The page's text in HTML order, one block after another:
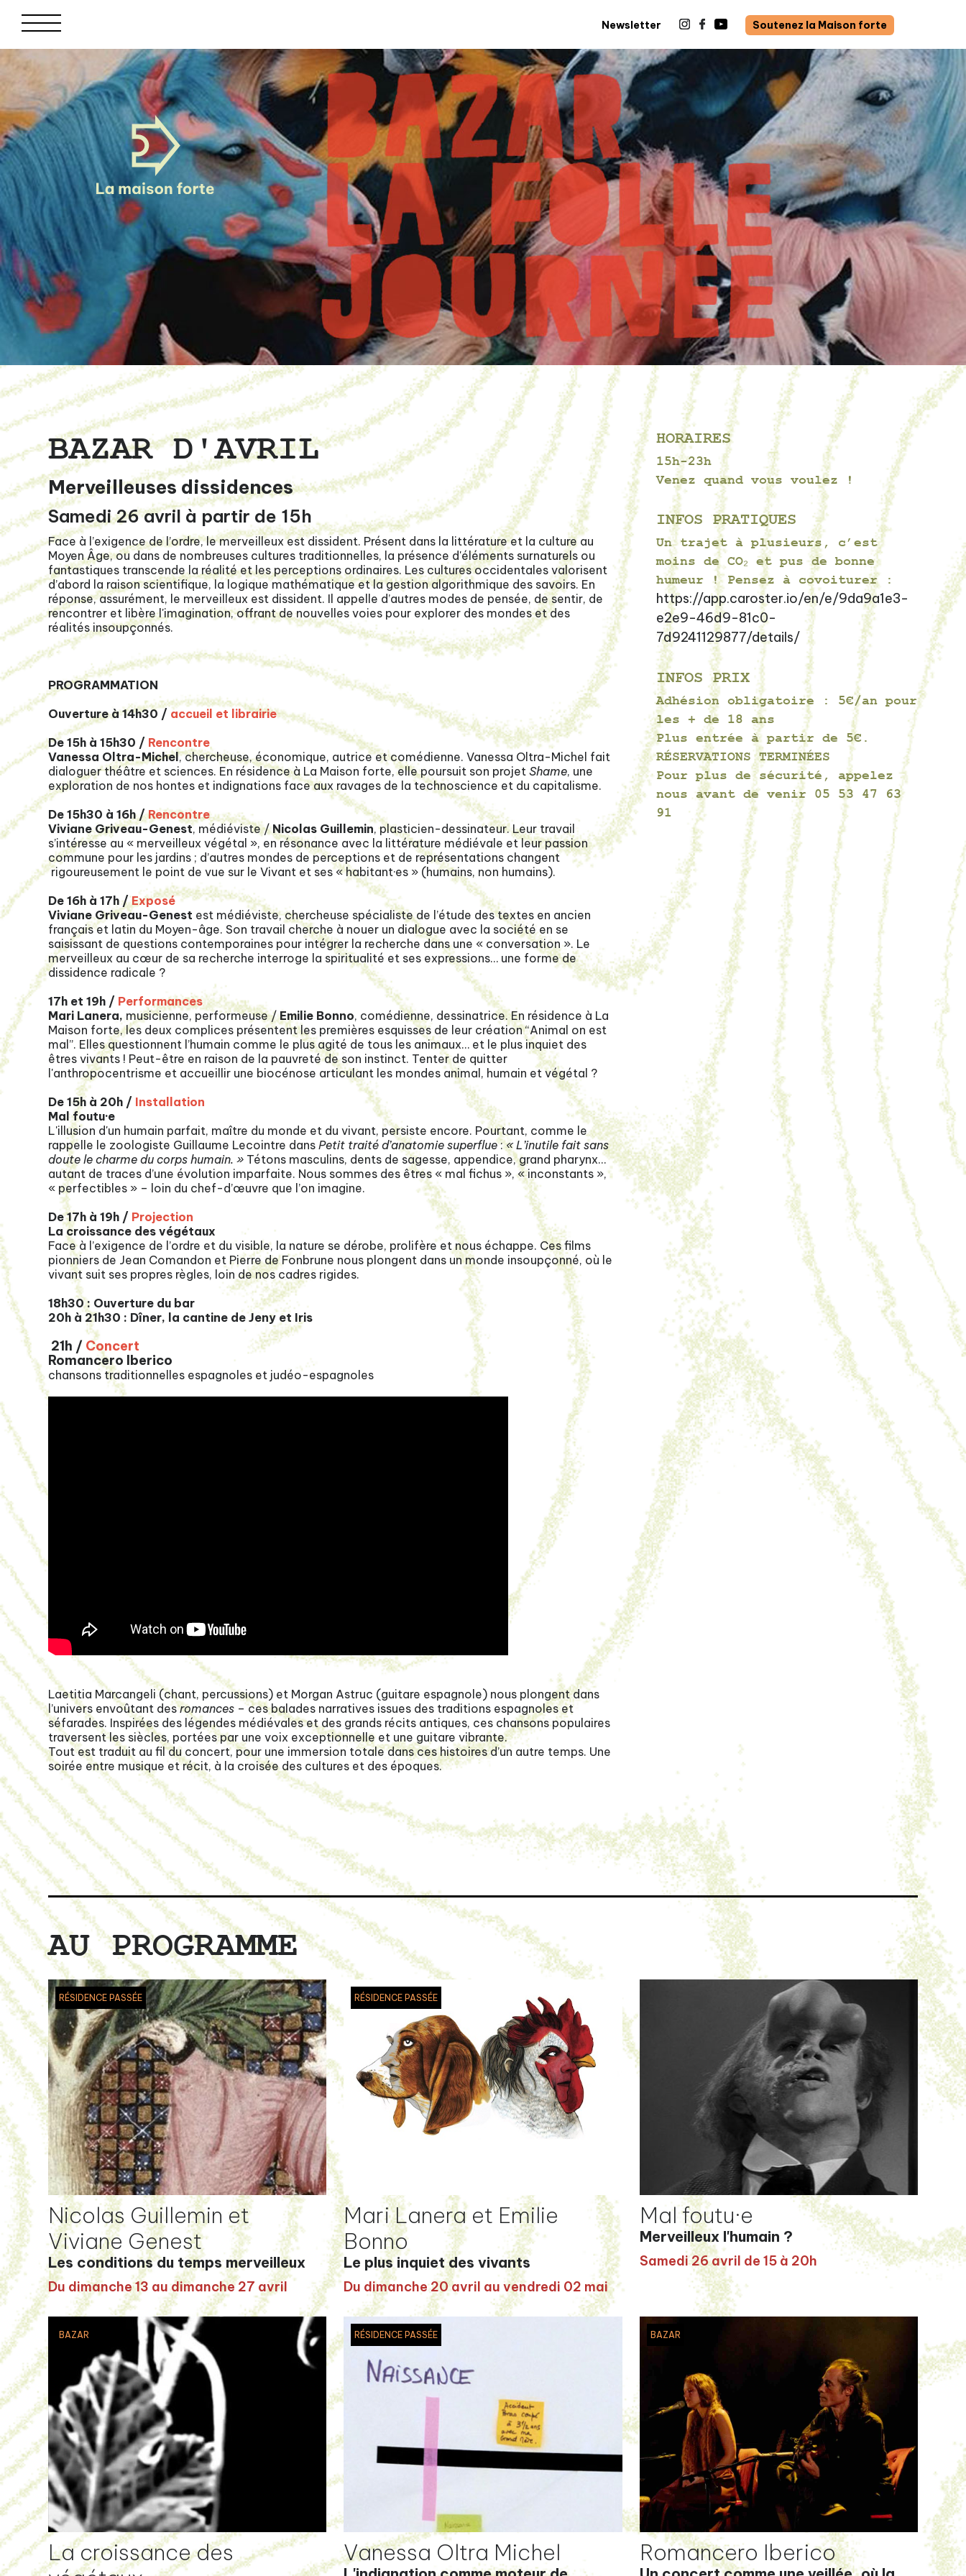
Newsletter Soutenez la Maison forte
BAZAR D'AVRIL
Merveilleuses dissidences
Samedi 26 avril à partir de 15h
Face à l’exigence de l’ordre, le merveilleux est dissident. Présent dans la littérature et la culture au
Moyen Âge, ou dans de nombreuses cultures traditionnelles, la présence d'éléments surnaturels ou
fantastiques transcende la réalité et les perceptions ordinaires. Les cultures occidentales valorisent
d’abord la raison scientifique, la logique mathématique et la gestion algorithmique des savoirs. En
réponse, assurément, le merveilleux est dissident. Il appelle d’autres modes de pensée, de sentir, de
rencontrer et libère l'imagination, offrant de nouvelles voies pour explorer des mondes et des
réalités insoupçonnés.
PROGRAMMATION
Ouverture à 14h30 / accueil et librairie
De 15h à 15h30 / Rencontre
Vanessa Oltra-Michel, chercheuse, économique, autrice et comédienne. Vanessa Oltra-Michel fait
dialoguer théâtre et sciences. En résidence à La Maison forte, elle poursuit son projetShame, une
exploration de nos hontes et indignations face aux ravages de la technoscience et du capitalisme.
De 15h30 à 16h /Rencontre
Viviane Griveau-Genest, médiéviste /Nicolas Guillemin, plasticien-dessinateur. Leur travail
s’intéresse au « merveilleux végétal », en résonance avec la littérature médiévale et leur passion
commune pour les jardins ; d’autres mondes de perceptions et de représentations changent
rigoureusement le point de vue sur le Vivant et ses « habitant·es » (humains, non humains).
De 16h à 17h /Exposé
Viviane Griveau-Genest est médiéviste, chercheuse spécialiste de l’étude des textes en ancien
français et latin du Moyen-âge. Son travail cherche à nouer un dialogue avec la société en se
saisissant de questions contemporaines pour intégrer la recherche dans une « conversation ». Le
merveilleux au cœur de sa recherche interroge la spiritualité et ses expressions… une forme de
dissidence radicale ?
17h et 19h / Performances
Mari Lanera, musicienne, performeuse /Emilie Bonno, comédienne, dessinatrice. En résidence à La
Maison forte, les deux complices présentent les premières esquisses de leur création “Animal on est
mal”. Elles questionnent l’humain comme le plus agité de tous les animaux… et le plus inquiet des
êtres vivants ! Peut-être en raison de la pauvreté de son instinct. Tenter de quitter
l'anthropocentrisme et accueillir une biocénose articulant les mondes animal, humain et végétal ?
De 15h à 20h / Installation
Mal foutu·e
L'illusion d'un humain parfait, maître du monde et du vivant, persiste encore. Pourtant, comme le
rappelle le zoologiste Guillaume Lecointre dansPetit traité d’anatomie superflue:« L’inutile fait sans
doute le charme du corps humain. » Tétons masculins, dents de sagesse, appendice, grand pharynx…
autant de traces d’une évolution imparfaite. Nous sommes des êtres « mal fichus », « inconstants »,
« perfectibles » – loin du chef-d’œuvre que l’on imagine.
De 17h à 19h / Projection
La croissance des végétaux
Face à l’exigence de l’ordre et du visible, la nature se dérobe, prolifère et nous échappe. Ces films
pionniers de Jean Comandon et Pierre de Fonbrune nous plongent dans un monde insoupçonné, où le
vivant suit ses propres règles, loin de nos cadres rigides.
18h30 : Ouverture du bar
20h à 21h30 : Dîner, la cantine de Jeny et Iris
21h / Concert
Romancero Iberico
chansons traditionnelles espagnoles et judéo-espagnoles
Laetitia Marcangeli (chant, percussions) et Morgan Astruc (guitare espagnole) nous plongent dans
l’univers envoûtant desromances – ces balades narratives issues des traditions espagnoles et
séfarades. Inspirées des légendes médiévales et des grands récits antiques, ces chansons populaires
traversent les siècles, portées par une voix exceptionnelle et une guitare vibrante.
Tout est traduit au fil du concert, pour une immersion totale dans ces histoires d’un autre temps. Une
soirée entre musique et récit, à la croisée des cultures et des époques.
HORAIRES
15h-23h
Venez quand vous voulez !
INFOS PRATIQUES
Un trajet à plusieurs, c’est
moins de CO₂ et pus de bonne
humeur ! Pensez à covoiturer :
https://app.caroster.io/en/e/9da9a1e3-
e2e9-46d9-81c0-
7d9241129877/details/
INFOS PRIX
Adhésion obligatoire : 5€/an pour
les + de 18 ans
Plus entrée à partir de 5€.
RÉSERVATIONS TERMINÉES
Pour plus de sécurité, appelez
nous avant de venir 05 53 47 63
91
AU PROGRAMME
RÉSIDENCE PASSÉE
Nicolas Guillemin et
Viviane Genest
Les conditions du temps merveilleux
Du dimanche 13 au dimanche 27 avril
RÉSIDENCE PASSÉE
Mari Lanera et Emilie
Bonno
Le plus inquiet des vivants
Du dimanche 20 avril au vendredi 02 mai
Mal foutu·e
Merveilleux l'humain ?
Samedi 26 avril de 15 à 20h
BAZAR
La croissance des
RÉSIDENCE PASSÉE
Vanessa Oltra Michel
BAZAR
Romancero Iberico